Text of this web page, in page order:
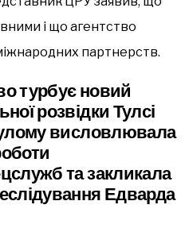
і що агентство
партнерств.
турбує новий
розвідки Тулсі
висловлювала
та закликала
Едварда